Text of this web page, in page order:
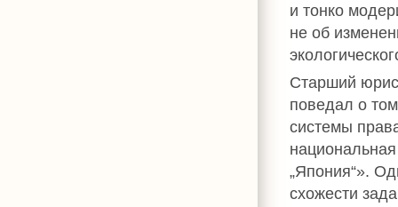
и тонко
не об
Старший
поведал о
системы
„Япония“».
схожести